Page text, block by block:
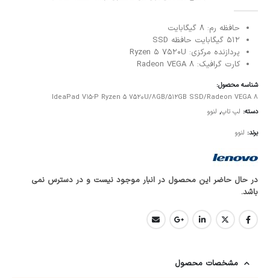
حافظه رم: 8 گیگابایت
512 گیگابایت حافظه SSD
پردازنده مرکزی: Ryzen 5 7520U
کارت گرافیک: Radeon VEGA 8
شناسه محصول:
IdeaPad V15-P Ryzen 5 7520U/8GB/512GB SSD/Radeon VEGA 8
دسته: لپ تاپ, لنوو
برند: لنوو
در حال حاضر این محصول در انبار موجود نیست و در دسترس نمی
باشد.
مشخصات محصول